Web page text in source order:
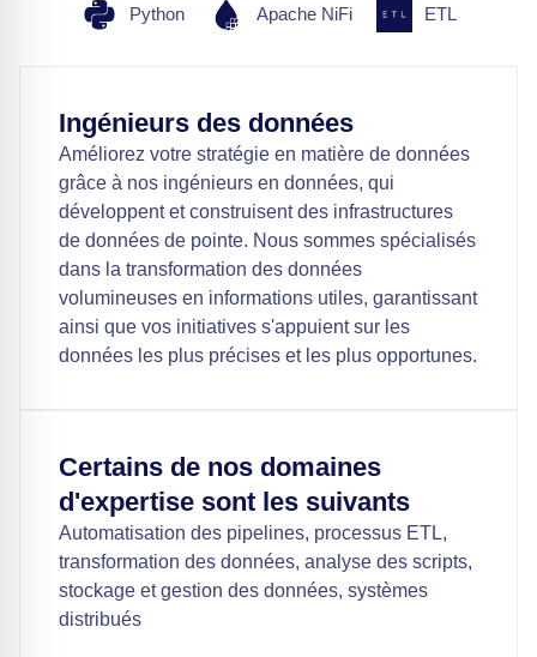
Python Apache NiFi ETL
Ingénieurs des données
Améliorez votre stratégie en matière de données
grâce à nos ingénieurs en données, qui
développent et construisent des infrastructures
de données de pointe. Nous sommes spécialisés
dans la transformation des données
volumineuses en informations utiles, garantissant
ainsi que vos initiatives s'appuient sur les
données les plus précises et les plus opportunes.
Certains de nos domaines
d'expertise sont les suivants
Automatisation des pipelines, processus ETL,
transformation des données, analyse des scripts,
stockage et gestion des données, systèmes
distribués